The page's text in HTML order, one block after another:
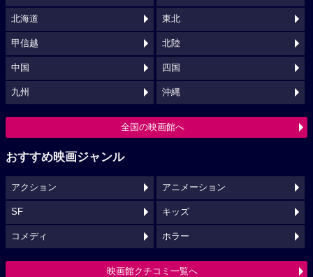
北海道 東北
甲信越 北陸
中国 四国
九州 沖縄
全国の映画館へ
おすすめ映画ジャンル
アクション アニメーション
SF キッズ
コメディ ホラー
映画館クチコミ一覧へ